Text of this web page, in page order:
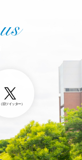
（旧ツイッター）